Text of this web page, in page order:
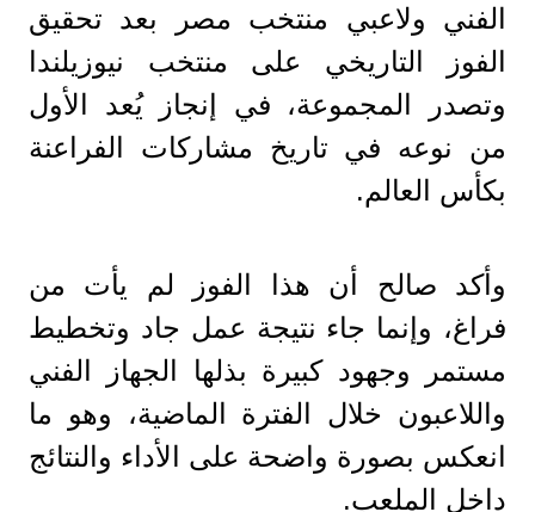
الفني ولاعبي منتخب مصر بعد تحقيق
الفوز التاريخي على منتخب نيوزيلندا
وتصدر المجموعة، في إنجاز يُعد الأول
من نوعه في تاريخ مشاركات الفراعنة
بكأس العالم.
وأكد صالح أن هذا الفوز لم يأت من
فراغ، وإنما جاء نتيجة عمل جاد وتخطيط
مستمر وجهود كبيرة بذلها الجهاز الفني
واللاعبون خلال الفترة الماضية، وهو ما
انعكس بصورة واضحة على الأداء والنتائج
داخل الملعب.